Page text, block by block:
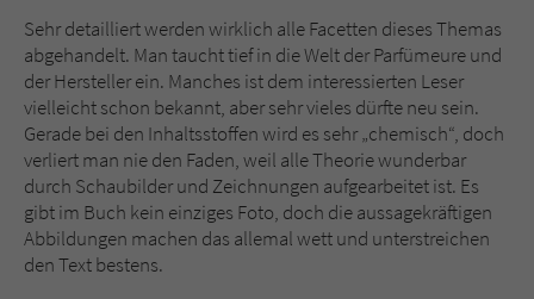
Sehr detailliert werden wirklich alle Facetten dieses Themas
abgehandelt. Man taucht tief in die Welt der Parfümeure und
der Hersteller ein. Manches ist dem interessierten Leser
vielleicht schon bekannt, aber sehr vieles dürfte neu sein.
Gerade bei den Inhaltsstoffen wird es sehr „chemisch“, doch
verliert man nie den Faden, weil alle Theorie wunderbar
durch Schaubilder und Zeichnungen aufgearbeitet ist. Es
gibt im Buch kein einziges Foto, doch die aussagekräftigen
Abbildungen machen das allemal wett und unterstreichen
den Text bestens.